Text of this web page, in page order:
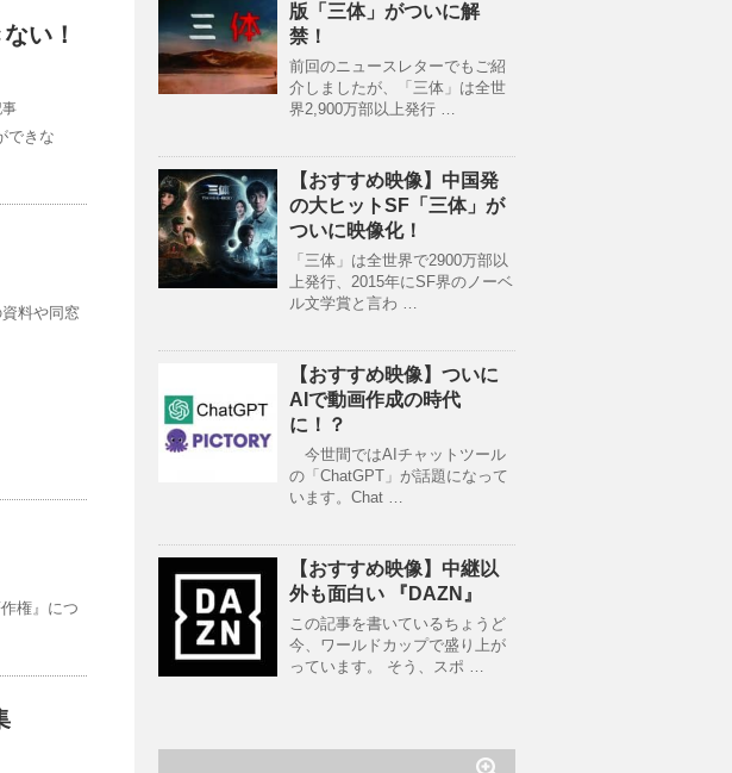
い！
事
できな
料や同窓
権』につ
版「三体」がついに解
禁！
前回のニュースレターでもご紹
介しましたが、「三体」は全世
界2,900万部以上発行 …
【おすすめ映像】中国発
の大ヒットSF「三体」が
ついに映像化！
「三体」は全世界で2900万部以
上発行、2015年にSF界のノーベ
ル文学賞と言わ …
【おすすめ映像】ついに
AIで動画作成の時代
に！？
今世間ではAIチャットツール
の「ChatGPT」が話題になって
います。Chat …
【おすすめ映像】中継以
外も面白い 『DAZN』
この記事を書いているちょうど
今、ワールドカップで盛り上が
っています。 そう、スポ …